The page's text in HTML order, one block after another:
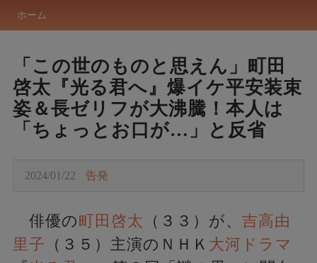
ホーム
「この世のものと思えん」町田
啓太『光る君へ』爆イケ平安装束
姿＆長ゼリフが大沸騰！本人は
「ちょっとお口が…」と反省
2024/01/22 告発
俳優の町田啓太 （３３）が、 吉高由
里子 （３５）主演のＮＨＫ 大河ドラマ